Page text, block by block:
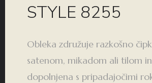
STYLE 8255
Obleka združuje razkošno
satenom, mikadom ali tilom
dopolnjena s pripadajočimi